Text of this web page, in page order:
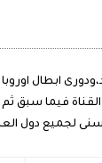
فيما سبق
لجميع دول